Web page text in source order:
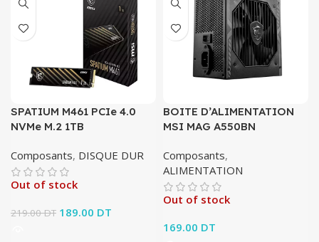
SPATIUM M461 PCIe 4.0
NVMe M.2 1TB
Composants, DISQUE DUR
Out of stock
219.00DT Le prix initial était :
189.00 DT
actuel est :
BOITE D’ALIMENTATION
MSI MAG A550BN
Composants,
ALIMENTATION
Out of stock
169.00 DT